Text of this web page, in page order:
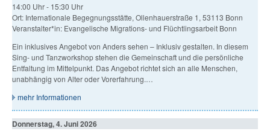
14:00 Uhr- 15:30 Uhr
Ort: Internationale Begegnungsstätte, Ollenhauerstraße 1, 53113 Bonn
Veranstalter*in: Evangelische Migrations- und Flüchtlingsarbeit Bonn
Ein inklusives Angebot von Anders sehen – Inklusiv gestalten. In diesem
Sing- und Tanzworkshop stehen die Gemeinschaft und die persönliche
Entfaltung im Mittelpunkt. Das Angebot richtet sich an alle Menschen,
unabhängig von Alter oder Vorerfahrung.…
mehr Informationen
Donnerstag, 4. Juni 2026